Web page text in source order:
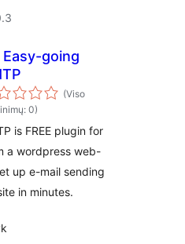
Easy-going
(Viso
0)
is FREE plugin for
a wordpress web-
up e-mail sending
in minutes.